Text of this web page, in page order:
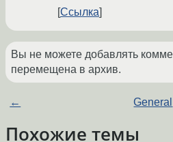
Ссылка
Вы не можете добавлять
перемещена в архив.
← General
Похожие темы